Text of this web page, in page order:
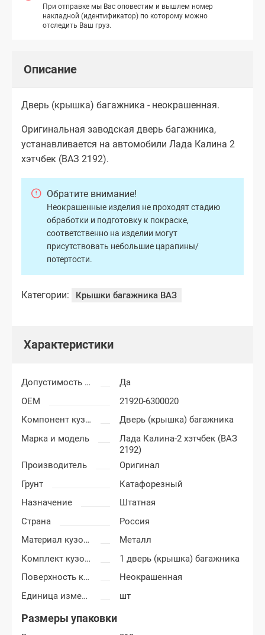
При отправке мы Вас оповестим и вышлем номер
накладной (идентификатор) по которому можно
отследить Ваш груз.
Описание
Дверь (крышка) багажника - неокрашенная.
Оригинальная заводская дверь багажника,
устанавливается на автомобили Лада Калина 2
хэтчбек (ВАЗ 2192).
Обратите внимание!
Неокрашенные изделия не проходят стадию
обработки и подготовку к покраске,
соответственно на изделии могут
присутствовать небольшие царапины/
потертости.
Категории: Крышки багажника ВАЗ
Характеристики
Допустимость мелких царапин
Да
OEM
21920-6300020
Компонент кузова
Дверь (крышка) багажника
Марка и модель
Лада Калина-2 хэтчбек (ВАЗ
2192)
Производитель
Оригинал
Грунт
Катафорезный
Назначение
Штатная
Страна
Россия
Материал кузовных деталей
Металл
Комплект кузовных деталей
1 дверь (крышка) багажника
Поверхность крышки багажника
Неокрашенная
Единица измерения
шт
Размеры упаковки